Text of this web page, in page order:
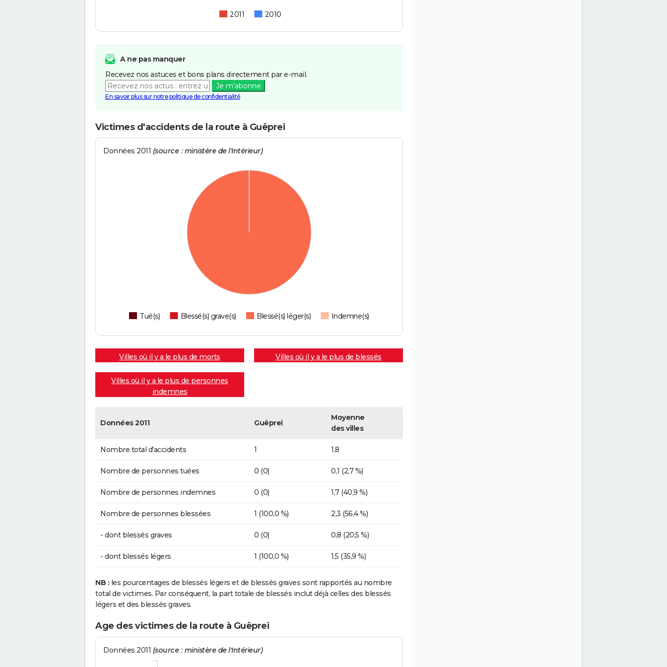
2011 2010
A ne pas manquer
Recevez nos astuces et bons plans directement par e-mail.
Je m'abonne
En savoir plus sur notre politique de confidentialité
Victimes d'accidents de la route à Guêprei
Données 2011 (source : ministère de l'Intérieur)
Tué(s) Blessé(s) grave(s) Blessé(s) léger(s) Indemne(s)
Villes où il y a le plus de morts Villes où il y a le plus de blessés
Villes où il y a le plus de personnes
indemnes
Données 2011 Guêprei
Moyenne
des villes
Nombre total d'accidents 1 1,8
Nombre de personnes tuées 0 (0) 0,1 (2,7 %)
Nombre de personnes indemnes 0 (0) 1,7 (40,9 %)
Nombre de personnes blessées 1 (100,0 %) 2,3 (56,4 %)
- dont blessés graves 0 (0) 0,8 (20,5 %)
- dont blessés légers 1 (100,0 %) 1,5 (35,9 %)
NB : les pourcentages de blessés légers et de blessés graves sont rapportés au nombre
total de victimes. Par conséquent, la part totale de blessés inclut déjà celles des blessés
légers et des blessés graves.
Age des victimes de la route à Guêprei
Données 2011 (source : ministère de l'Intérieur)